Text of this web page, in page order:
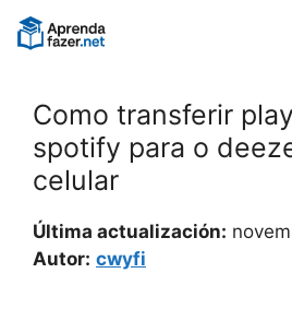
Pular
para
Como transferir
spotify para o
celular
Última actualización:
Autor: cwyfi